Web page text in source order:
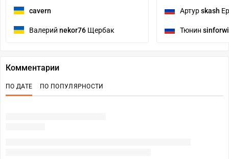
cavern
Валерий nekor76 Щербак
Артурskash
Тюнин
Комментарии
ПО ДАТЕ ПО ПОПУЛЯРНОСТИ